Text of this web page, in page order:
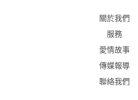
關於我們
服務
愛情故事
傳媒報導
聯絡我們